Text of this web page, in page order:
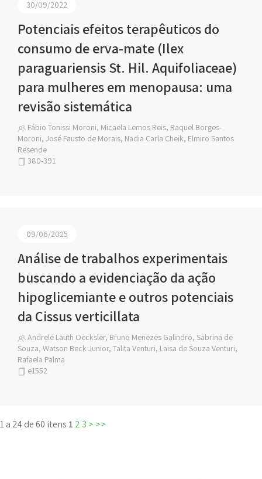
30/09/2022
Potenciais efeitos terapêuticos do
consumo de erva-mate (Ilex
paraguariensis St. Hil. Aquifoliaceae)
para mulheres em menopausa: uma
revisão sistemática
Fábio Tonissi Moroni, Micaela Lemos Reis, Raquel Borges-
Moroni, José Fausto de Morais, Nadia Carla Cheik, Elmiro Santos
Resende
380-391
09/06/2025
Análise de trabalhos experimentais
buscando a evidenciação da ação
hipoglicemiante e outros potenciais
da Cissus verticillata
Andrele Lauth Oecksler, Bruno Menezes Galindro, Sabrina de
Souza, Watson Beck Junior, Talita Venturi, Laisa de Souza Venturi,
Rafaela Palma
e1552
1 a 24 de 60 itens 1 2 3 > >>